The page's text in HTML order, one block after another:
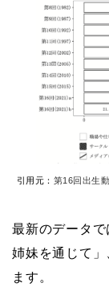
引用元： 第16回出生
最新のデータ
姉妹を通じて
ます。